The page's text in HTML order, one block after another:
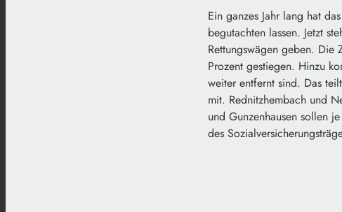
Ein ganzes Jahr lang hat
begutachten lassen. Jetzt
Rettungswägen geben. Die
Prozent gestiegen. Hinzu
weiter entfernt sind. Das
mit. Rednitzhembach und
und Gunzenhausen sollen
des